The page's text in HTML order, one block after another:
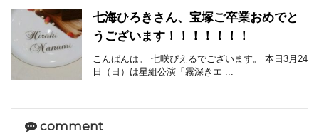
七海ひろきさん、宝塚ご卒業おめでと
うございます！！！！！！！
こんばんは。 七咲ぴえるでございます。 本日3月24
日（日）は星組公演「霧深きエ ...
comment